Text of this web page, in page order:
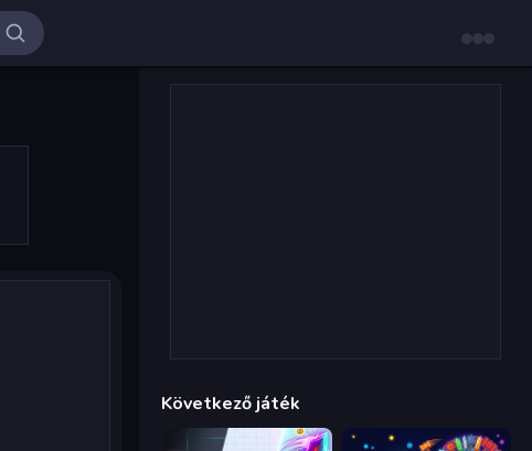
Következő játék